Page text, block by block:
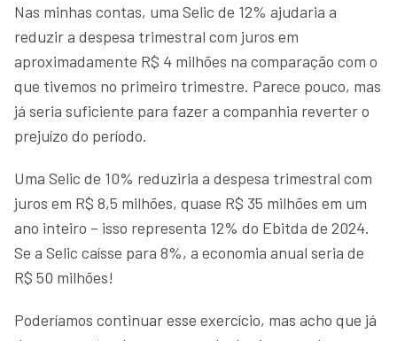
Nas minhas contas, uma Selic de 12% ajudaria a
reduzir a despesa trimestral com juros em
aproximadamente R$ 4 milhões na comparação com o
que tivemos no primeiro trimestre. Parece pouco, mas
já seria suficiente para fazer a companhia reverter o
prejuízo do período.
Uma Selic de 10% reduziria a despesa trimestral com
juros em R$ 8,5 milhões, quase R$ 35 milhões em um
ano inteiro – isso representa 12% do Ebitda de 2024.
Se a Selic caísse para 8%, a economia anual seria de
R$ 50 milhões!
Poderíamos continuar esse exercício, mas acho que já